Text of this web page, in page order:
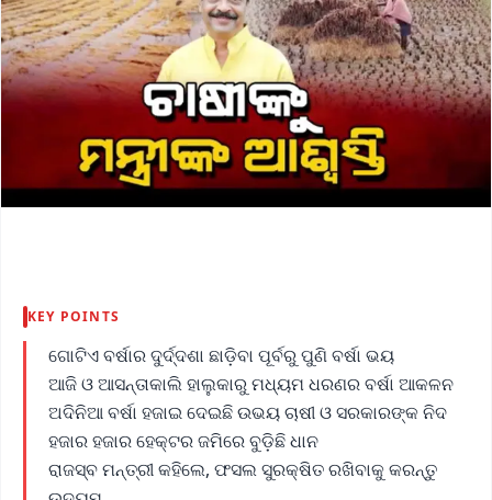
KEY POINTS
ଗୋଟିଏ ବର୍ଷାର ଦୁର୍ଦ୍ଦଶା ଛାଡ଼ିବା ପୂର୍ବରୁ ପୁଣି ବର୍ଷା ଭୟ
ଆଜି ଓ ଆସନ୍ତାକାଲି ହାଲୁକାରୁ ମଧ୍ୟମ ଧରଣର ବର୍ଷା ଆକଳନ
ଅଦିନିଆ ବର୍ଷା ହଜାଇ ଦେଇଛି ଉଭୟ ଚାଷୀ ଓ ସରକାରଙ୍କ ନିଦ
ହଜାର ହଜାର ହେକ୍ଟର ଜମିରେ ବୁଡ଼ିଛି ଧାନ
ରାଜସ୍ବ ମନ୍ତ୍ରୀ କହିଲେ, ଫସଲ ସୁରକ୍ଷିତ ରଖିବାକୁ କରନ୍ତୁ